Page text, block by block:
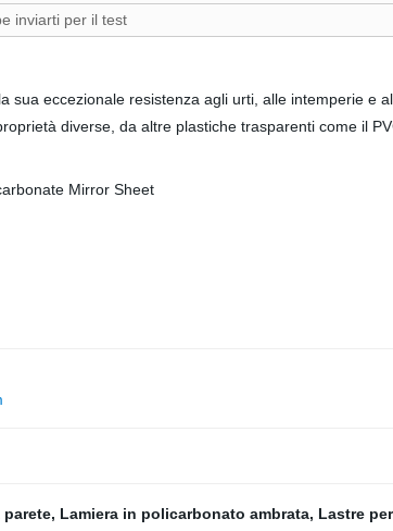
inviarti per il test
eccezionale resistenza agli urti, alle intemperie e
diverse, da altre plastiche trasparenti come il
, Lamiera in policarbonato ambrata, Lastre